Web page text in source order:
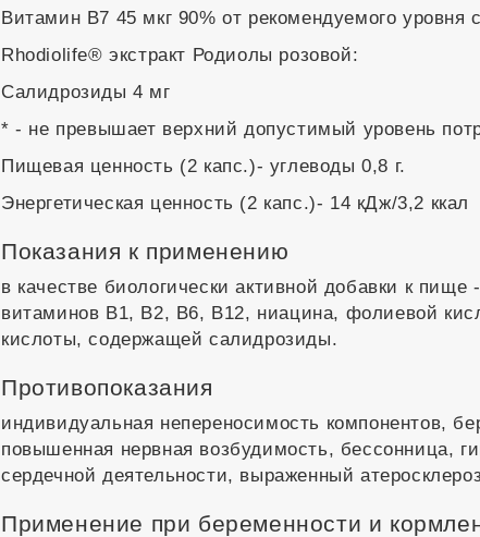
Витамин В7 45 мкг 90% от рекомендуемого уровня
Rhodiolife® экстракт Родиолы розовой:
Салидрозиды 4 мг
* - не превышает верхний допустимый уровень
Пищевая ценность (2 капс.)- углеводы 0,8 г.
Энергетическая ценность (2 капс.)- 14 кДж/3,2 ккал
Показания к применению
в качестве биологически активной добавки к пище
витаминов В1, В2, В6, В12, ниацина, фолиевой
кислоты, содержащей салидрозиды.
Противопоказания
индивидуальная непереносимость компонентов,
повышенная нервная возбудимость, бессонница,
сердечной деятельности, выраженный
Применение при беременности и